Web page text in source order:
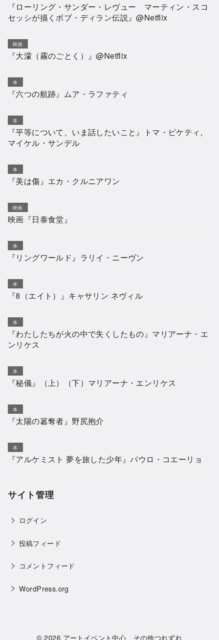
『ローリング・サンダー・レヴュー マーティン・スコ
セッシが描くボブ・ディラン伝説』@Netflix
映画
『大濛（霧のごとく）』@Netflix
本
『六つの航跡』ムア・ラファティ
本
『平等について、いま話したいこと』トマ・ピケティ,
マイケル・サンデル
本
『美は傷』エカ・クルニアワン
映画
映画『日泰食堂』
本
『リングワールド』ラリイ・ニーヴン
本
『8（エイト）』キャサリン ネヴィル
本
『わたしたちが火の中で失くしたもの』マリアーナ・エ
ンリケス
本
『秘儀』（上）（下）マリアーナ・エンリケス
本
『太陽の簒奪者』野尻抱介
本
『アルケミスト 夢を旅した少年』パウロ・コエーリョ
サイト管理
ログイン
投稿フィード
コメントフィード
WordPress.org
© 2026 アートイベント中心、その他つれずれ